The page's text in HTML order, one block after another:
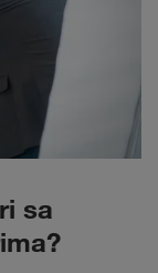
sa